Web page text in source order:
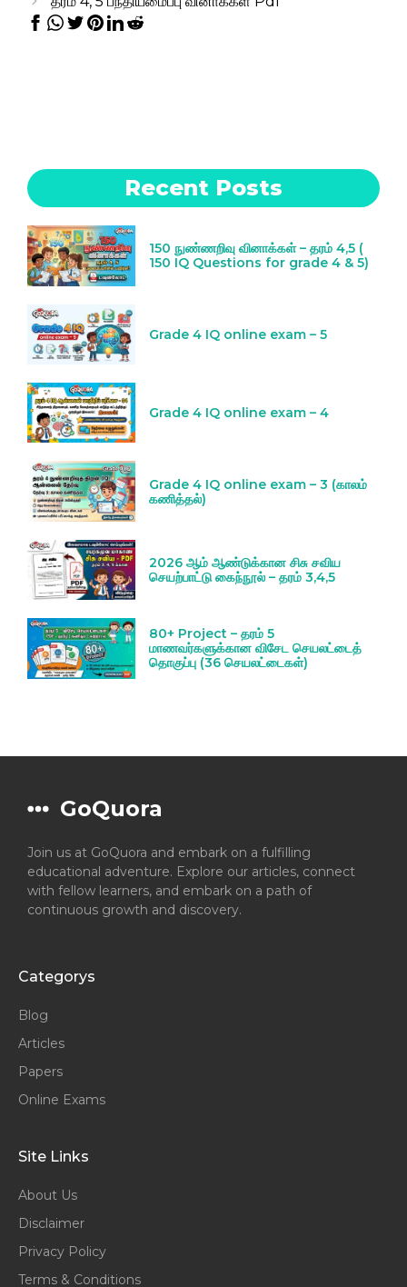
Recent Posts
150 நுண்ணறிவு வினாக்கள் – தரம் 4,5 (
150 IQ Questions for grade 4 & 5)
Grade 4 IQ online exam – 5
Grade 4 IQ online exam – 4
Grade 4 IQ online exam – 3 (காலம்
கணித்தல்)
2026 ஆம் ஆண்டுக்கான சிசு சவிய
செயற்பாட்டு கைந்நூல் – தரம் 3,4,5
80+ Project – தரம் 5
மாணவர்களுக்கான விசேட செயலட்டைத்
தொகுப்பு (36 செயலட்டைகள்)
GoQuora
Join us at GoQuora and embark on a fulfilling
educational adventure. Explore our articles, connect
with fellow learners, and embark on a path of
continuous growth and discovery.
Categorys
Blog
Articles
Papers
Online Exams
Site Links
About Us
Disclaimer
Privacy Policy
Terms & Conditions